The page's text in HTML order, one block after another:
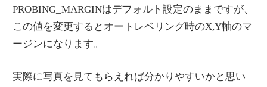
PROBING_MARGINはデフォルト設定のままですが、
この値を変更するとオートレベリング時のX,Y軸のマ
ージンになります。
実際に写真を見てもらえれば分かりやすいかと思い